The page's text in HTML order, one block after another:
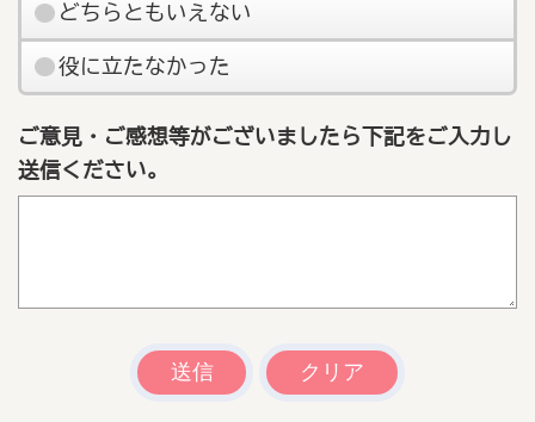
どちらともいえない
役に立たなかった
ご意見・ご感想等がございましたら下記をご入力し
送信ください。